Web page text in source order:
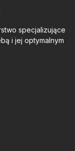
specjalizujące
i jej optymalnym